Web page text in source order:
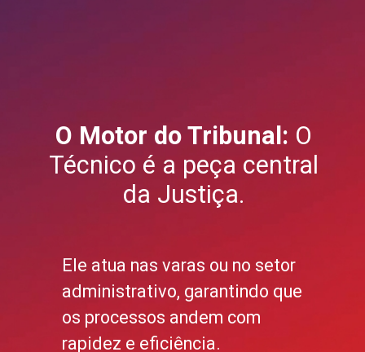
O Motor do Tribunal: O
Técnico é a peça central
da Justiça.
Ele atua nas varas ou no setor
administrativo, garantindo que
os processos andem com
rapidez e eficiência.